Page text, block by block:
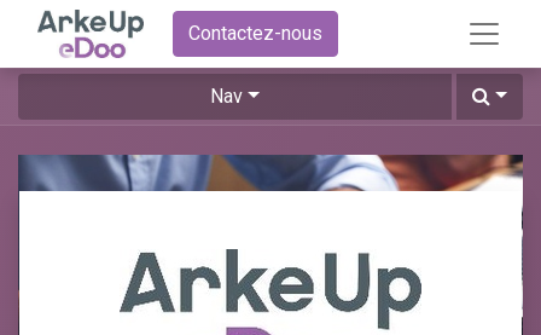
Contactez-nous
Nav